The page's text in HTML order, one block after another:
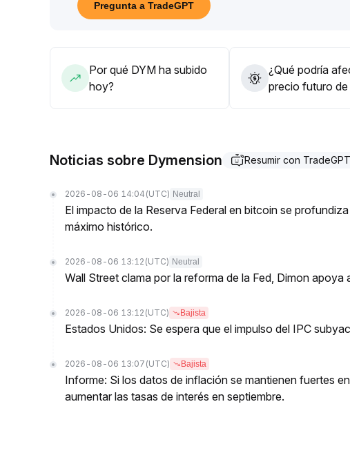
0140; si el volumen y el precio acompañan la formación
Pregunta a TradeGPT
Por qué DYM ha subido
hoy?
¿Qué podría
precio futuro de
Noticias sobre Dymension Resumir con TradeGPT
2026-08-06 14:04 (UTC) Neutral
El impacto de la Reserva Federal en bitcoin se
máximo histórico.
2026-08-06 13:12 (UTC) Neutral
Wall Street clama por la reforma de la Fed, Dimon
2026-08-06 13:12 (UTC) Bajista
Estados Unidos: Se espera que el impulso del IPC
2026-08-06 13:07 (UTC) Bajista
Informe: Si los datos de inflación se mantienen fuertes
aumentar las tasas de interés en septiembre.